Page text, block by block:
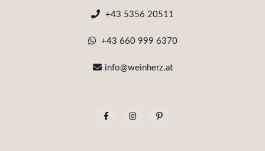
+43 5356 20511
+43 660 999 6370
info@weinherz.at